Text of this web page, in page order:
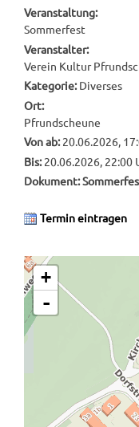
Veranstaltung:
Sommerfest
Veranstalter:
Verein Kultur
Kategorie: Diverses
Ort:
Pfrundscheune
Von ab: 20.06.2026,
Bis: 20.06.2026, 22:00
Dokument:
Termin eintragen